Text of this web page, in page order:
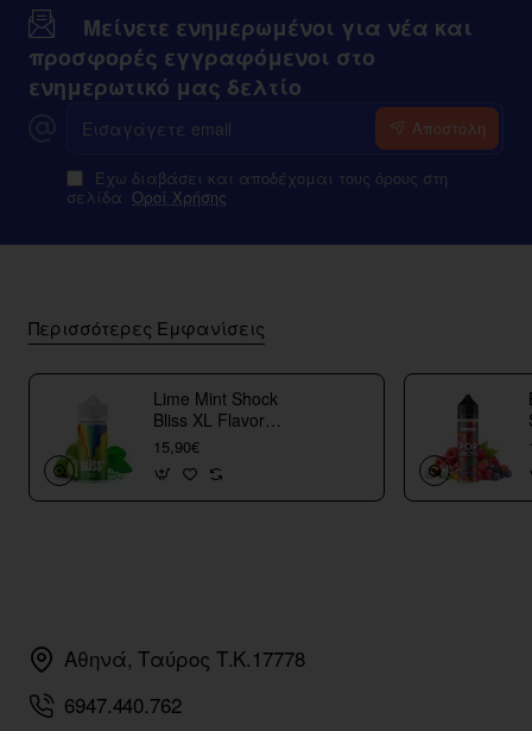
Μείνετε ενημερωμένοι για νέα και
προσφορές εγγραφόμενοι στο
ενημερωτικό μας δελτίο
email
Αποστόλη
Έχω διαβάσει και αποδέχομαι τους όρους στη
σελίδα Οροί Χρήσης
Περισσότερες Εμφανίσεις
Lime Mint Shock
Bliss XL Flavor
Shots
15,90€
Αθηνά, Ταύρος Τ.Κ.17778
6947.440.762